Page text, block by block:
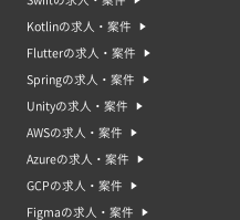
Kotlinの求人・案件
Flutterの求人・案件
Springの求人・案件
Unityの求人・案件
AWSの求人・案件
Azureの求人・案件
GCPの求人・案件
Figmaの求人・案件